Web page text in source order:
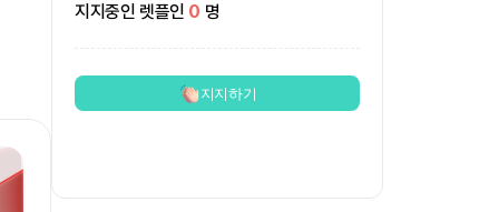
지지중인 렛플인 0 명
지지하기